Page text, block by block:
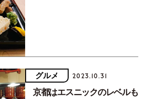
グルメ 2023.10.31
京都はエスニックのレベルも